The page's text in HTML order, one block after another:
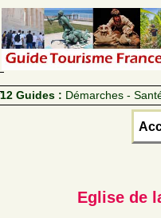
12 Guides : Démarches -
Eglise de